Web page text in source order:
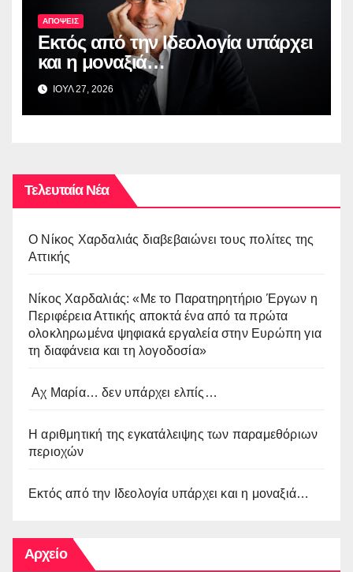
ΑΠΟΨΕΙΣ
Εκτός από την Ιδεολογία υπάρχει
και η μοναξιά…
ΙΟΥΛ 27, 2026
Τελευταία Νέα
O Νίκος Χαρδαλιάς διαβεβαιώνει τους πολίτες της
Αττικής
Νίκος Χαρδαλιάς: «Με το Παρατηρητήριο Έργων η
Περιφέρεια Αττικής αποκτά ένα από τα πρώτα
ολοκληρωμένα ψηφιακά εργαλεία στην Ευρώπη για
τη διαφάνεια και τη λογοδοσία»
Αχ Μαρία… δεν υπάρχει ελπίς…
Η αριθμητική της εγκατάλειψης των παραμεθόριων
περιοχών
Εκτός από την Ιδεολογία υπάρχει και η μοναξιά…
Αρχείο